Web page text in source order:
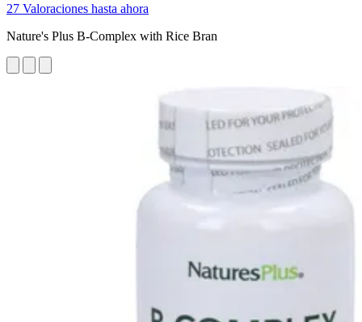
27 Valoraciones hasta ahora
Nature's Plus B-Complex with Rice Bran